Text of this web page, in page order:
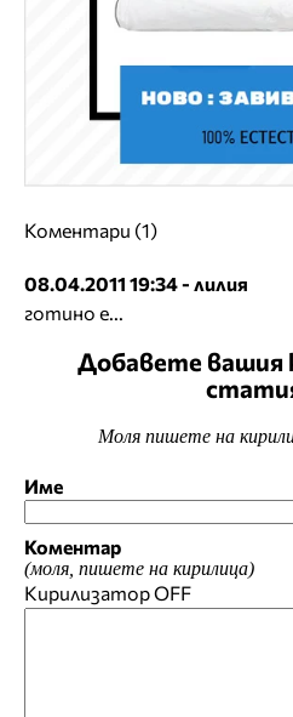
Коментари (1)
08.04.2011 19:34 - лилия
готино е...
Добавете вашия
Моля пишете на
Име
Коментар
(моля, пишете на кирилица)
КирилизаторOFF